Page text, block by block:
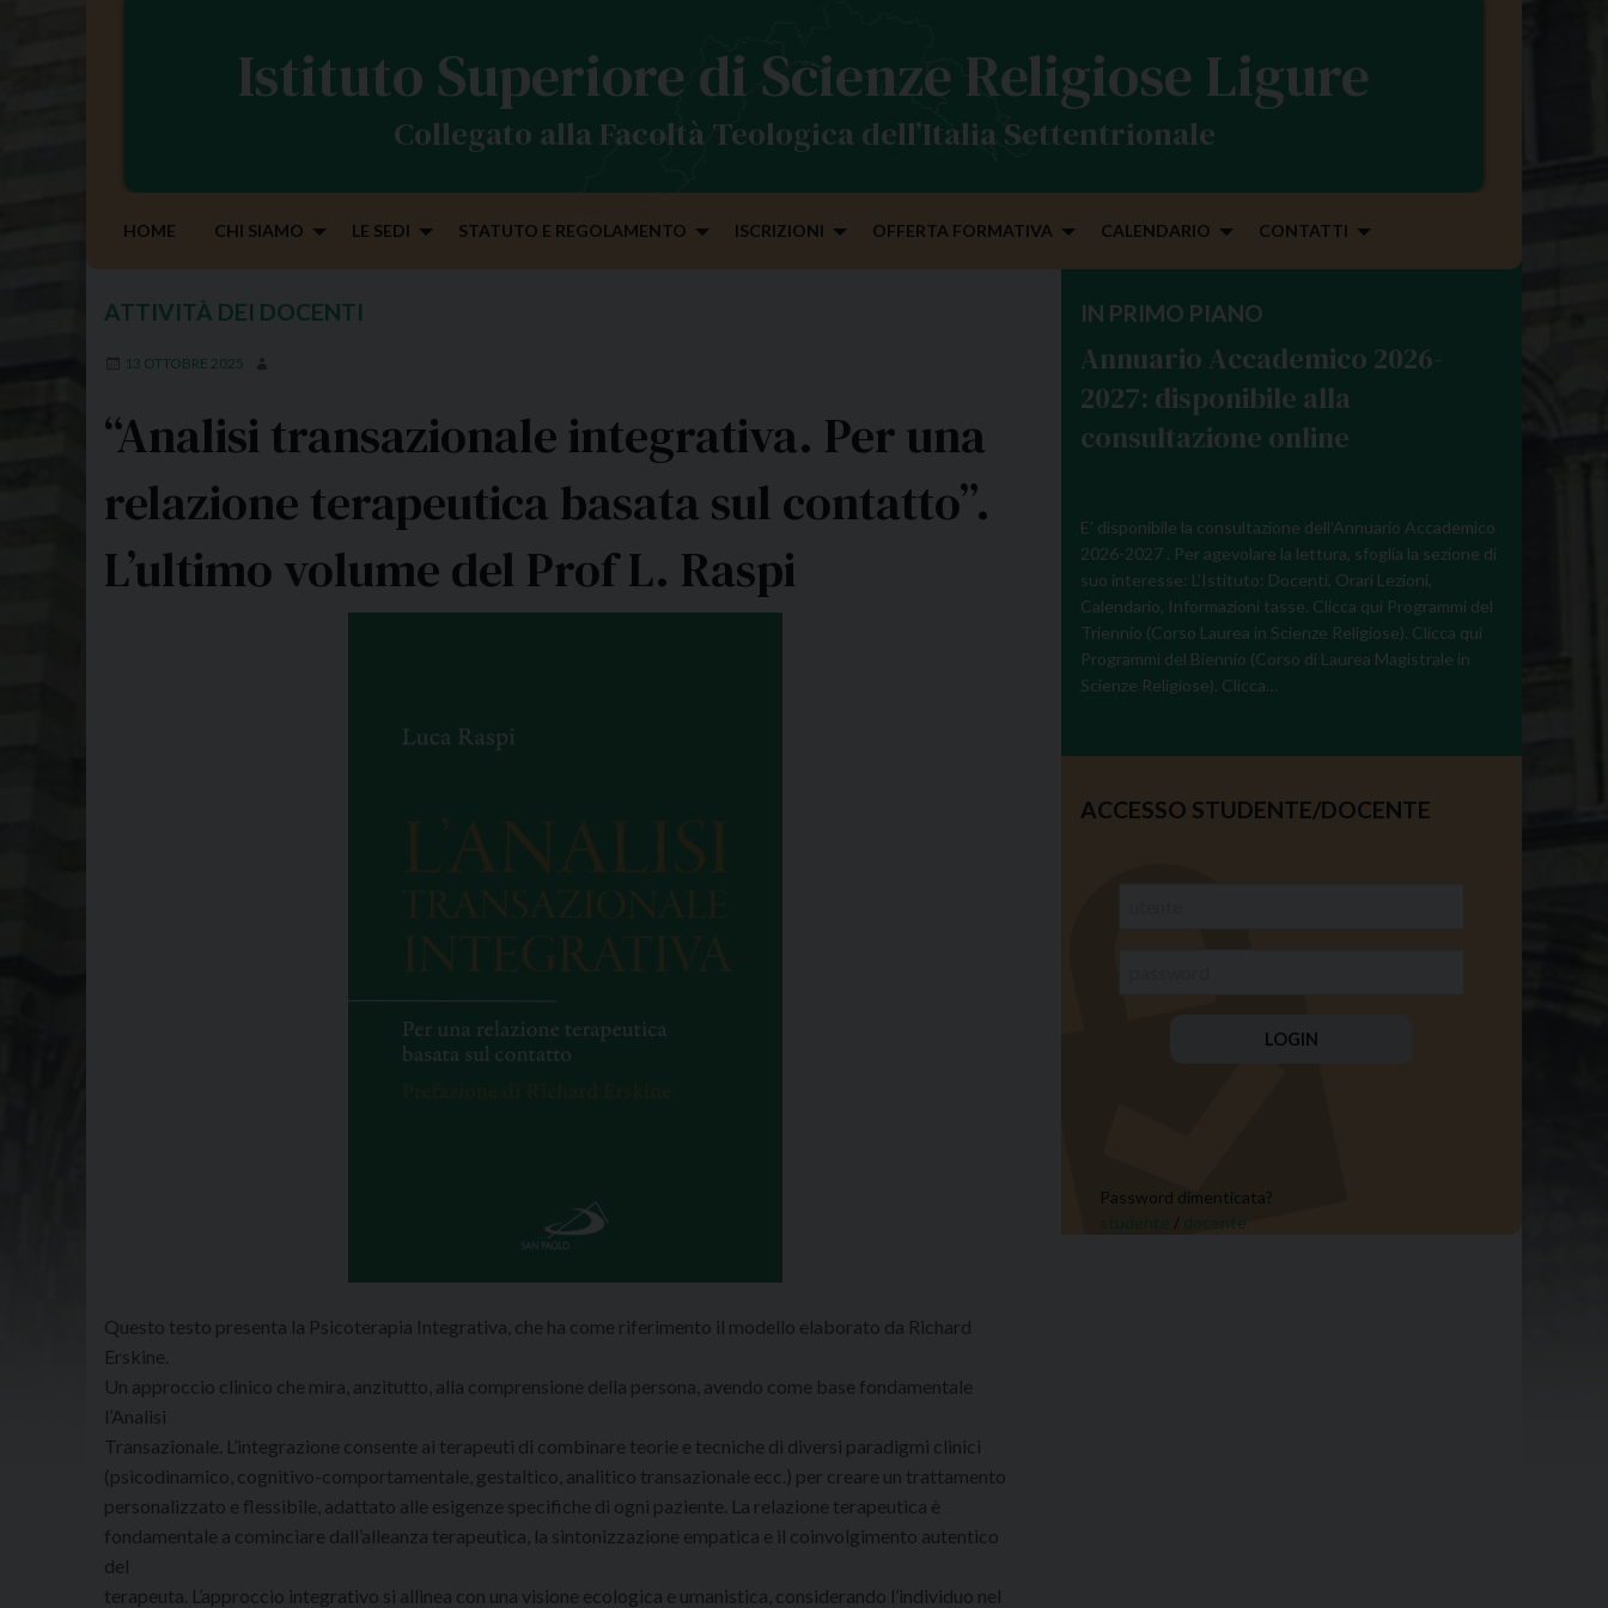
Istituto Superiore di Scienze Religiose Ligure
Collegato alla Facoltà Teologica dell’Italia Settentrionale
HOME CHI SIAMO LE SEDI STATUTO E REGOLAMENTO ISCRIZIONI OFFERTA FORMATIVA CALENDARIO CONTATTI
ATTIVITÀ DEI DOCENTI
13 OTTOBRE 2025
“Analisi transazionale integrativa. Per una
relazione terapeutica basata sul contatto”.
L’ultimo volume del Prof L. Raspi
Questo testo presenta la Psicoterapia Integrativa, che ha come riferimento il modello elaborato da Richard
Erskine.
Un approccio clinico che mira, anzitutto, alla comprensione della persona, avendo come base fondamentale
l’Analisi
Transazionale. L’integrazione consente ai terapeuti di combinare teorie e tecniche di diversi paradigmi clinici
(psicodinamico, cognitivo-comportamentale, gestaltico, analitico transazionale ecc.) per creare un trattamento
personalizzato e flessibile, adattato alle esigenze specifiche di ogni paziente. La relazione terapeutica è
fondamentale a cominciare dall’alleanza terapeutica, la sintonizzazione empatica e il coinvolgimento autentico
del
terapeuta. L’approccio integrativo si allinea con una visione ecologica e umanistica, considerando l’individuo nel
IN PRIMO PIANO
Annuario Accademico 2026-
2027: disponibile alla
consultazione online
E’ disponibile la consultazione dell’Annuario Accademico
2026-2027 . Per agevolare la lettura, sfoglia la sezione di
suo interesse: L’Istituto: Docenti, Orari Lezioni,
Calendario, Informazioni tasse. Clicca qui Programmi del
Triennio (Corso Laurea in Scienze Religiose). Clicca qui
Programmi del Biennio (Corso di Laurea Magistrale in
Scienze Religiose). Clicca…
ACCESSO STUDENTE/DOCENTE
Password dimenticata?
studente / docente